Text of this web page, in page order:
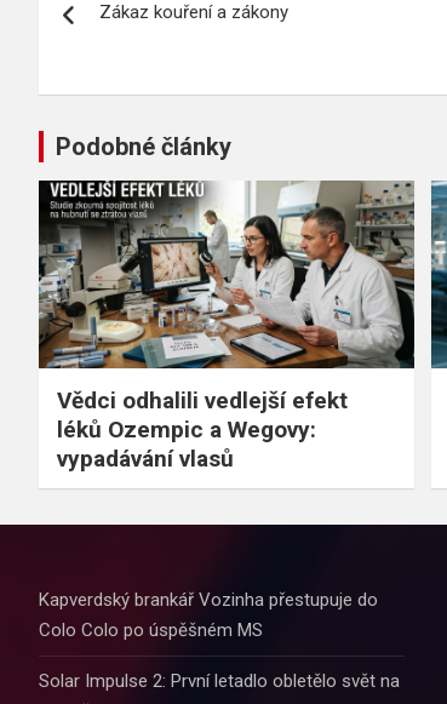
pro
příspěvek
Zákaz kouření a zákony
Podobné články
Vědci odhalili vedlejší efekt
léků Ozempic a Wegovy:
vypadávání vlasů
Kapverdský brankář Vozinha přestupuje do
Colo Colo po úspěšném MS
Solar Impulse 2: První letadlo obletělo svět na